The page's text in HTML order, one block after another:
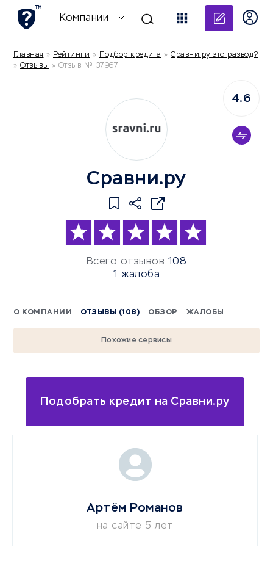
Компании
Главная » Рейтинги » Подбор кредита » Сравни.ру это развод?
» Отзывы » Отзыв № 37967
Сравни.ру
Всего отзывов 108
1 жалоба
4.6
О КОМПАНИИ ОТЗЫВЫ (108) ОБЗОР ЖАЛОБЫ
Похожие сервисы
Подобрать кредит на Сравни.ру
Артём Романов
на сайте 5 лет